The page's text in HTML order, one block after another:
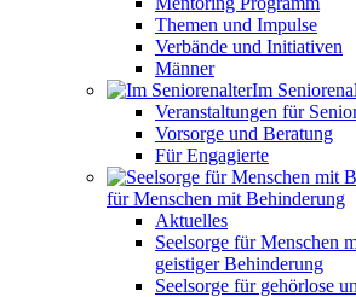
Themen und Impulse
Verbände und Initiativen
Männer
Im
Veranstaltungen für
Vorsorge und Beratung
Für Engagierte
für Menschen mit Behinderung
Aktuelles
Seelsorge für Menschen
geistiger Behinderung
Seelsorge für gehörlose